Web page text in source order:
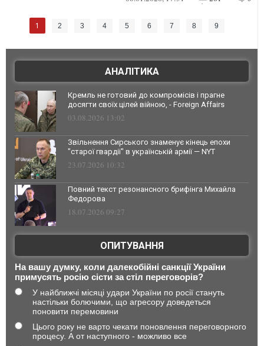
1 2 3 4 5 6 7 8 9
АНАЛІТИКА
Кремль не готовий до компромісів і прагне
досягти своїх цілей війною, - Foreign Affairs
03.08.2026 13:02
Звільнення Сирського знаменує кінець епохи
"старої гвардії" в українській армії — NYT
23.07.2026 10:32
Повний текст резонансного брифінга Михайла
Федорова
18.07.2026 09:27
ОПИТУВАННЯ
На вашу думку, коли далекобійні санкції України
примусять росію сісти за стіл переговорів?
У найближчі місяці удари України по росії стануть
настільки болючими, що агресору доведеться
поновити перемовини
Цього року не варто чекати поновлення переговорного
процесу. А от наступного - можливо все